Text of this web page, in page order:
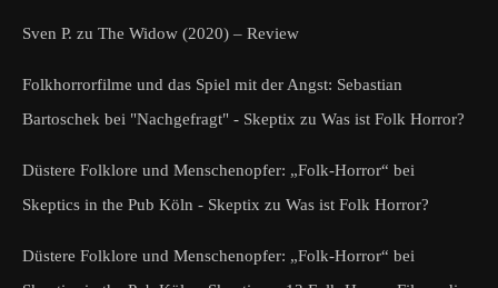
Sven P. zu The Widow (2020) – Review
Folkhorrorfilme und das Spiel mit der Angst: Sebastian
Bartoschek bei "Nachgefragt" - Skeptix zu Was ist Folk Horror?
Düstere Folklore und Menschenopfer: „Folk-Horror“ bei
Skeptics in the Pub Köln - Skeptix zu Was ist Folk Horror?
Düstere Folklore und Menschenopfer: „Folk-Horror“ bei